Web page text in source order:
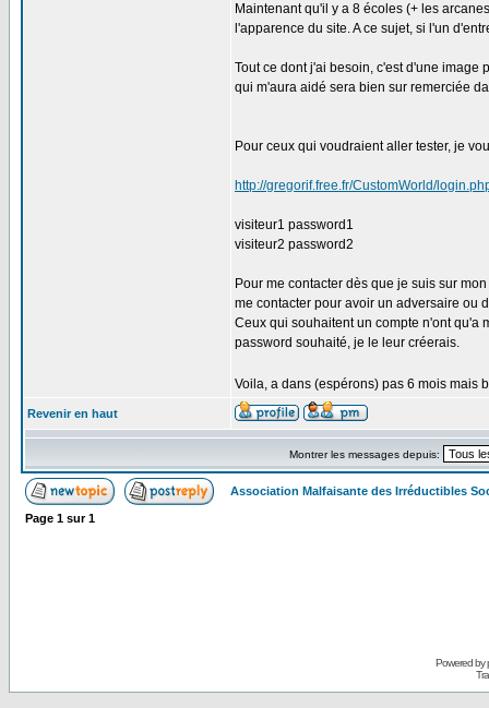
Maintenant qu'il y a 8 écoles (+ les
l'apparence du site. A ce sujet, si l'un
Tout ce dont j'ai besoin, c'est d'une
qui m'aura aidé sera bien sur remerciée
Pour ceux qui voudraient aller tester, je
http://gregorif.free.fr/CustomWorld/
visiteur1 password1
visiteur2 password2
Pour me contacter dès que je suis sur
me contacter pour avoir un adversaire ou
Ceux qui souhaitent un compte n'ont qu'a
password souhaité, je le leur créerais.
Voila, a dans (espérons) pas 6 mois mais
Revenir en haut
Montrer les messages depuis:
Association Malfaisante des Irréductibles
Page 1 sur1
Powered by